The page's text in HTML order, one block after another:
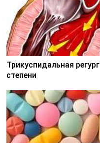
Трикуспидальная
степени